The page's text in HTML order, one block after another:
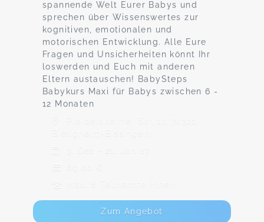
spannende Welt Eurer Babys und
sprechen über Wissenswertes zur
kognitiven, emotionalen und
motorischen Entwicklung. Alle Eure
Fragen und Unsicherheiten könnt Ihr
loswerden und Euch mit anderen
Eltern austauschen! BabySteps
Babykurs Maxi für Babys zwischen 6 -
12 Monaten
Pleidelsheimer Str. 11, 74321
Bietigheim-Bissingen
3. Dez - 21. Jan 27
89,00 €
Max. 8 TeilnehmerInnen
Zum Angebot